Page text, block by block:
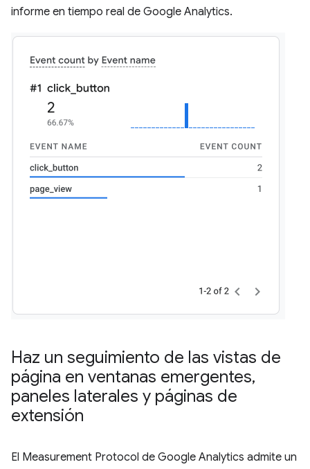
informe en tiempo real de Google Analytics.
Haz un seguimiento de las vistas de
página en ventanas emergentes,
paneles laterales y páginas de
extensión
El Measurement Protocol de Google Analytics admite un